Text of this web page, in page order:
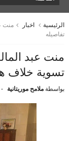
الرئيسية اخبار
منت
تفاصيله
منت عبد
تسوية خلاف
بواسطة ملامح موريتانية